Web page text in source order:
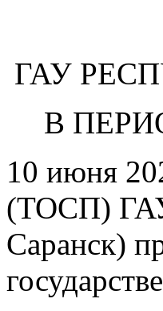
ГАУ
В
10 июня
(ТОСП)
Саранск)